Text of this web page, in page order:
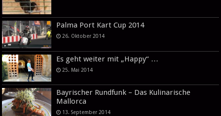
Palma Port Kart Cup 2014
26. Oktober 2014
Es geht weiter mit „Happy“ …
25. Mai 2014
Bayrischer Rundfunk – Das Kulinarische
Mallorca
13. September 2014